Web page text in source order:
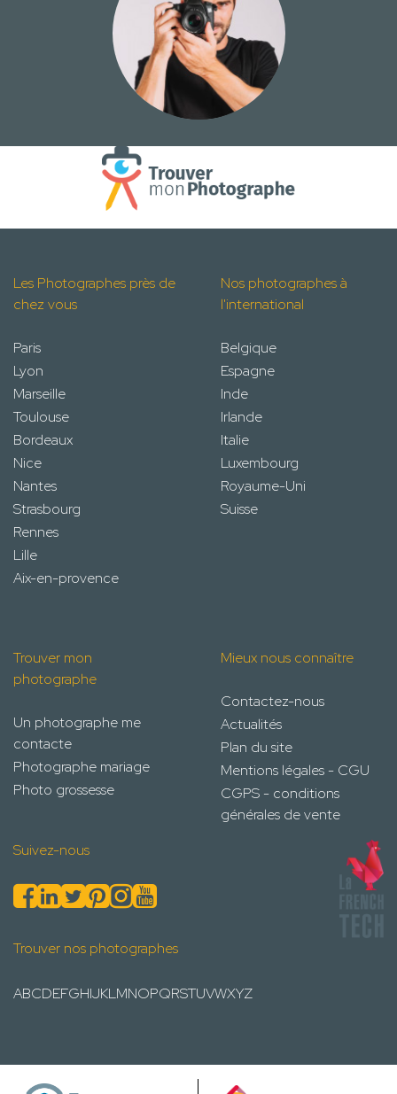
Les Photographes près de
chez vous
Paris
Lyon
Marseille
Toulouse
Bordeaux
Nice
Nantes
Strasbourg
Rennes
Lille
Aix-en-provence
Nos photographes à
l'international
Belgique
Espagne
Inde
Irlande
Italie
Luxembourg
Royaume-Uni
Suisse
Trouver mon
photographe
Un photographe me
contacte
Photographe mariage
Photo grossesse
Mieux nous connaître
Contactez-nous
Actualités
Plan du site
Mentions légales - CGU
CGPS - conditions
générales de vente
Suivez-nous
Trouver nos photographes
ABCDEFGHIJKLMNOPQRSTUVWXYZ